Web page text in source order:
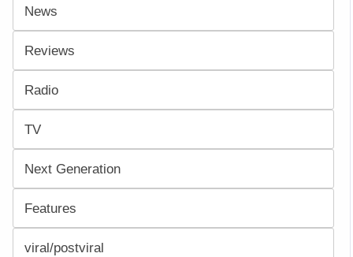
News
Reviews
Radio
TV
Next Generation
Features
viral/postviral